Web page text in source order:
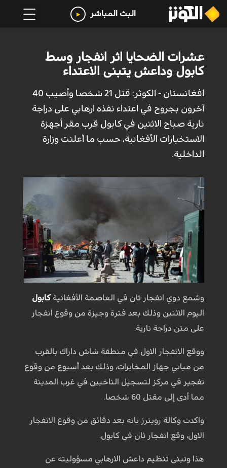
البث المباشر
عشرات الضحايا اثر انفجار وسط
كابول وداعش يتبنى الاعتداء
افغانستان - الكوثر: قتل 21 شخصا وأصيب 40
آخرون بجروح في اعتداء نفذه ارهابي على دراجة
نارية صباح الاثنين في كابول قرب مقر أجهزة
الاستخبارات الأفغانية، حسب ما أعلنت وزارة
الداخلية.
وسُمع دوي انفجار ثان في العاصمة الأفغانية كابول
اليوم الاثنين وذلك بعد فترة وجيزة من وقوع انفجار
على متن دراجة نارية.
ووقع الانفجار الاول في منطقة شاش داراك بالقرب
من مباني جهاز المخابرات، وذلك بعد أسبوع من وقوع
تفجير في مركز لتسجيل الناخبين في غرب المدينة
مما أدى إلى مقتل 60 شخصا.
واكدت وكالة رويترز بانه بعد دقائق من وقوع الانفجار
الاول، وقع انفجار ثان في كابول.
هذا وتبنى تنظيم داعش الارهابي مسؤوليته عن